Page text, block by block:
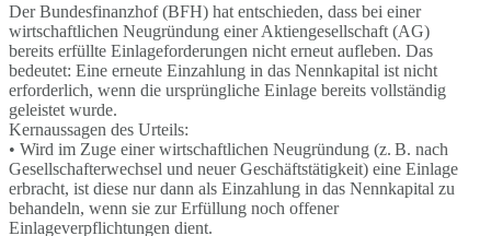
Der Bundesfinanzhof (BFH) hat entschieden, dass bei einer
wirtschaftlichen Neugründung einer Aktiengesellschaft (AG)
bereits erfüllte Einlageforderungen nicht erneut aufleben. Das
bedeutet: Eine erneute Einzahlung in das Nennkapital ist nicht
erforderlich, wenn die ursprüngliche Einlage bereits vollständig
geleistet wurde.
Kernaussagen des Urteils:
• Wird im Zuge einer wirtschaftlichen Neugründung (z. B. nach
Gesellschafterwechsel und neuer Geschäftstätigkeit) eine Einlage
erbracht, ist diese nur dann als Einzahlung in das Nennkapital zu
behandeln, wenn sie zur Erfüllung noch offener
Einlageverpflichtungen dient.